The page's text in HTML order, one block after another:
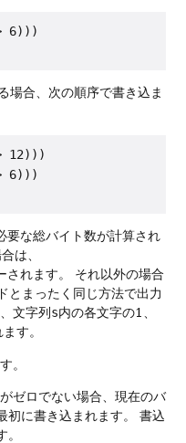
6)))
場合、次の順序で書き込ま
12)))
6)))
要な総バイト数が計算され
は、
されます。
それ以外の場合
とまったく同じ方法で出力
文字列 s内の各文字の1、
す。
。
ゼロでない場合、現在のバ
に書き込まれます。
書込